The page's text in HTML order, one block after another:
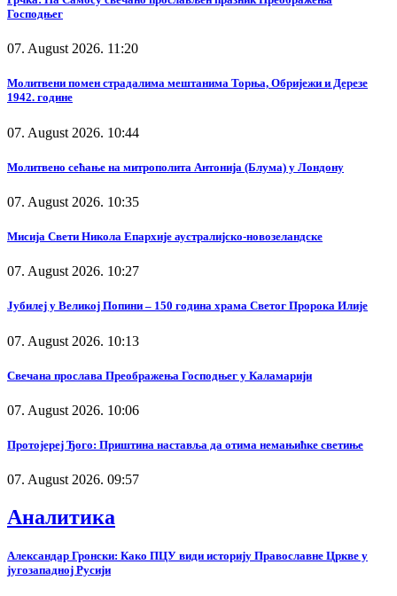
Господњег
07. August 2026. 11:20
Молитвени помен страдалима мештанима Торња, Обријежи и Дерезе
1942. године
07. August 2026. 10:44
Молитвено сећање на митрополита Антонија (Блума) у Лондону
07. August 2026. 10:35
Мисија Свети Никола Епархије аустралијско-новозеландске
07. August 2026. 10:27
Јубилеј у Великој Попини – 150 година храма Светог Пророка Илије
07. August 2026. 10:13
Свечана прослава Преображења Господњег у Каламарији
07. August 2026. 10:06
Протојереј Ђого: Приштина наставља да отима немањићке светиње
07. August 2026. 09:57
Аналитика
Александар Гронски: Како ПЦУ види историју Православне Цркве у
југозападној Русији